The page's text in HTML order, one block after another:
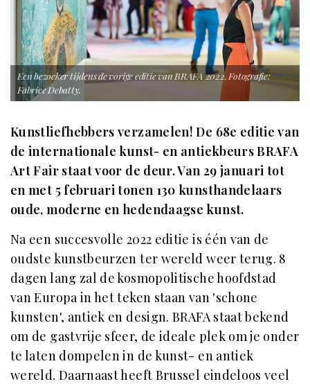
Een bezoeker tijdens de vorige editie van BRAFA 2022. Fotografie:
Fabrice Debatty.
Kunstliefhebbers verzamelen! De 68e editie van
de internationale kunst- en antiekbeurs BRAFA
Art Fair staat voor de deur. Van 29 januari tot
en met 5 februari tonen 130 kunsthandelaars
oude, moderne en hedendaagse kunst.
Na een succesvolle 2022 editie is één van de
oudste kunstbeurzen ter wereld weer terug. 8
dagen lang zal de kosmopolitische hoofdstad
van Europa in het teken staan van 'schone
kunsten', antiek en design. BRAFA staat bekend
om de gastvrije sfeer, de ideale plek om je onder
te laten dompelen in de kunst- en antiek
wereld. Daarnaast heeft Brussel eindeloos veel